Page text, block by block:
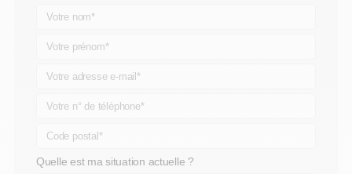
Quelle est ma situation actuelle ?